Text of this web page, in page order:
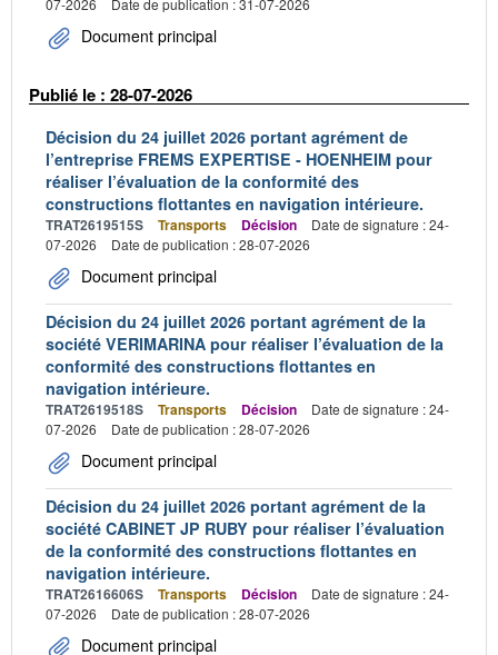
Document principal
Publié le : 28-07-2026
Décision du 24 juillet 2026 portant agrément de
l’entreprise FREMS EXPERTISE - HOENHEIM pour
réaliser l’évaluation de la conformité des
constructions flottantes en navigation intérieure.
TRAT2619515S Transports Décision
Date de signature : 24-
07-2026
Date de publication : 28-07-2026
Document principal
Décision du 24 juillet 2026 portant agrément de la
société VERIMARINA pour réaliser l’évaluation de la
conformité des constructions flottantes en
navigation intérieure.
TRAT2619518S Transports Décision
Date de signature : 24-
07-2026
Date de publication : 28-07-2026
Document principal
Décision du 24 juillet 2026 portant agrément de la
société CABINET JP RUBY pour réaliser l’évaluation
de la conformité des constructions flottantes en
navigation intérieure.
TRAT2616606S Transports Décision
Date de signature : 24-
07-2026
Date de publication : 28-07-2026
Document principal